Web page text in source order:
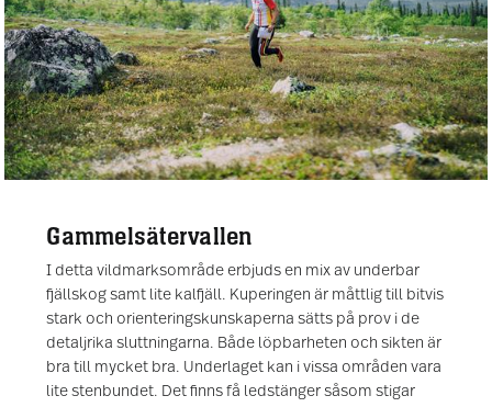
Gammelsätervallen
I detta vildmarksområde erbjuds en mix av underbar
fjällskog samt lite kalfjäll. Kuperingen är måttlig till bitvis
stark och orienteringskunskaperna sätts på prov i de
detaljrika sluttningarna. Både löpbarheten och sikten är
bra till mycket bra. Underlaget kan i vissa områden vara
lite stenbundet. Det finns få ledstänger såsom stigar